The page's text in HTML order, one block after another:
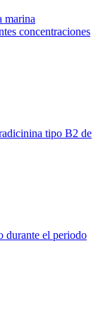
marina
concentraciones
tipo B2 de
durante el periodo